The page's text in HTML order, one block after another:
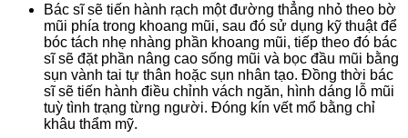
Bác sĩ sẽ tiến hành rạch một đường thẳng nhỏ theo bờ
mũi phía trong khoang mũi, sau đó sử dụng kỹ thuật để
bóc tách nhẹ nhàng phần khoang mũi, tiếp theo đó bác
sĩ sẽ đặt phần nâng cao sống mũi và bọc đầu mũi bằng
sụn vành tai tự thân hoặc sụn nhân tạo. Đồng thời bác
sĩ sẽ tiến hành điều chỉnh vách ngăn, hình dáng lỗ mũi
tuỳ tình trạng từng người. Đóng kín vết mổ bằng chỉ
khâu thẩm mỹ.